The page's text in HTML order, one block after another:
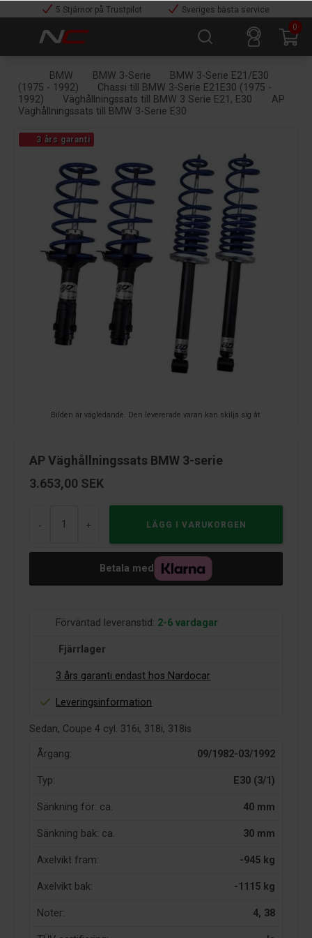
5 Stjärnor på Trustpilot
Sveriges bästa service
0
BMW BMW 3-Serie
BMW 3-Serie E21/E30
(1975 - 1992)
Chassi till BMW 3-Serie E21E30 (1975 -
1992)
Väghållningssats till BMW 3 Serie E21, E30
AP
Väghållningssats till BMW 3-Serie E30
Bilden är vägledande. Den levererade varan kan skilja sig åt.
3 års garanti
AP Väghållningssats BMW 3-serie
3.653,00 SEK
- +
Betala med
Förväntad leveranstid: 2-6 vardagar
Fjärrlager
3 års garanti endast hos Nardocar
Leveringsinformation
Sedan, Coupe 4 cyl. 316i, 318i, 318is
Årgang: 09/1982-03/1992
Typ: E30 (3/1)
Sänkning för: ca. 40 mm
Sänkning bak: ca. 30 mm
Axelvikt fram: -945 kg
Axelvikt bak: -1115 kg
Noter: 4, 38